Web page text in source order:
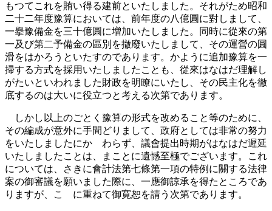
もつてこれを賄い得る建前といたしました。それがため昭和
二十二年度豫算においては、前年度の八億圓に對しまして、
一擧豫備金を三十億圓に増加いたしました。同時に從來の第
一及び第二予備金の區別を撤廢いたしまして、その運營の圓
滑をはかろうといたすのであります。かように追加豫算を一
掃する方式を採用いたしましたことも、從來はなはだ理解し
がたいといわれました財政を明瞭にいたし、その民主化を徹
底するのは大いに役立つと考える次第であります。
しかし以上のごとく豫算の形式を改めること等のために、
その編成が意外に手間どりまして、政府としては非常の努力
をいたしましたにかゝわらず、議會提出時期がはなはだ遲延
いたしましたことは、まことに遺憾至極でございます。これ
については、さきに會計法第七條第一項の特例に關する法律
案の御審議を願いました際に、一應御諒承を得たところであ
りますが、こゝに重ねて御寛恕を請う次第であります。